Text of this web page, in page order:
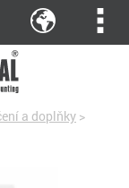
a doplňky >